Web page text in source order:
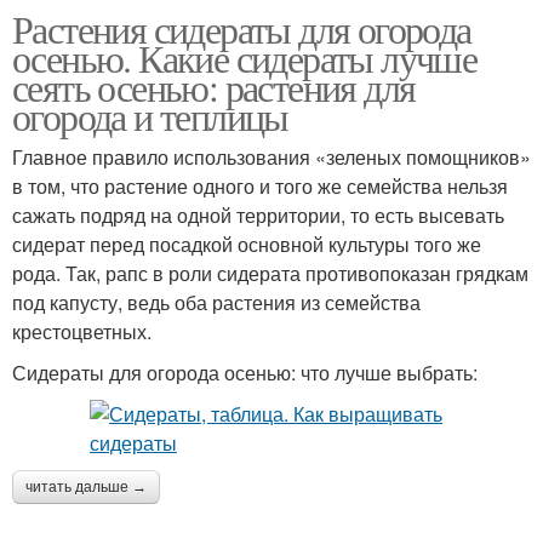
Растения сидераты для огорода
осенью. Какие сидераты лучше
сеять осенью: растения для
огорода и теплицы
Главное правило использования «зеленых помощников»
в том, что растение одного и того же семейства нельзя
сажать подряд на одной территории, то есть высевать
сидерат перед посадкой основной культуры того же
рода. Так, рапс в роли сидерата противопоказан грядкам
под капусту, ведь оба растения из семейства
крестоцветных.
Сидераты для огорода осенью: что лучше выбрать:
читать дальше →